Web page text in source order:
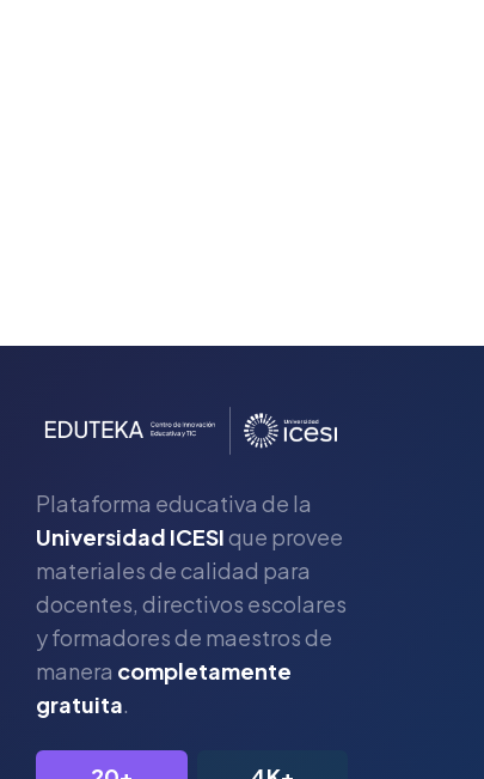
Plataforma educativa de la
Universidad ICESIque provee
materiales de calidad para
docentes, directivos escolares
y formadores de maestros de
manera completamente
gratuita.